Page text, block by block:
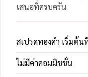
เสนอที่ครบครัน
สเปรดทองคำ เริ่มต้น
ไม่มีค่าคอมมิชชั่น